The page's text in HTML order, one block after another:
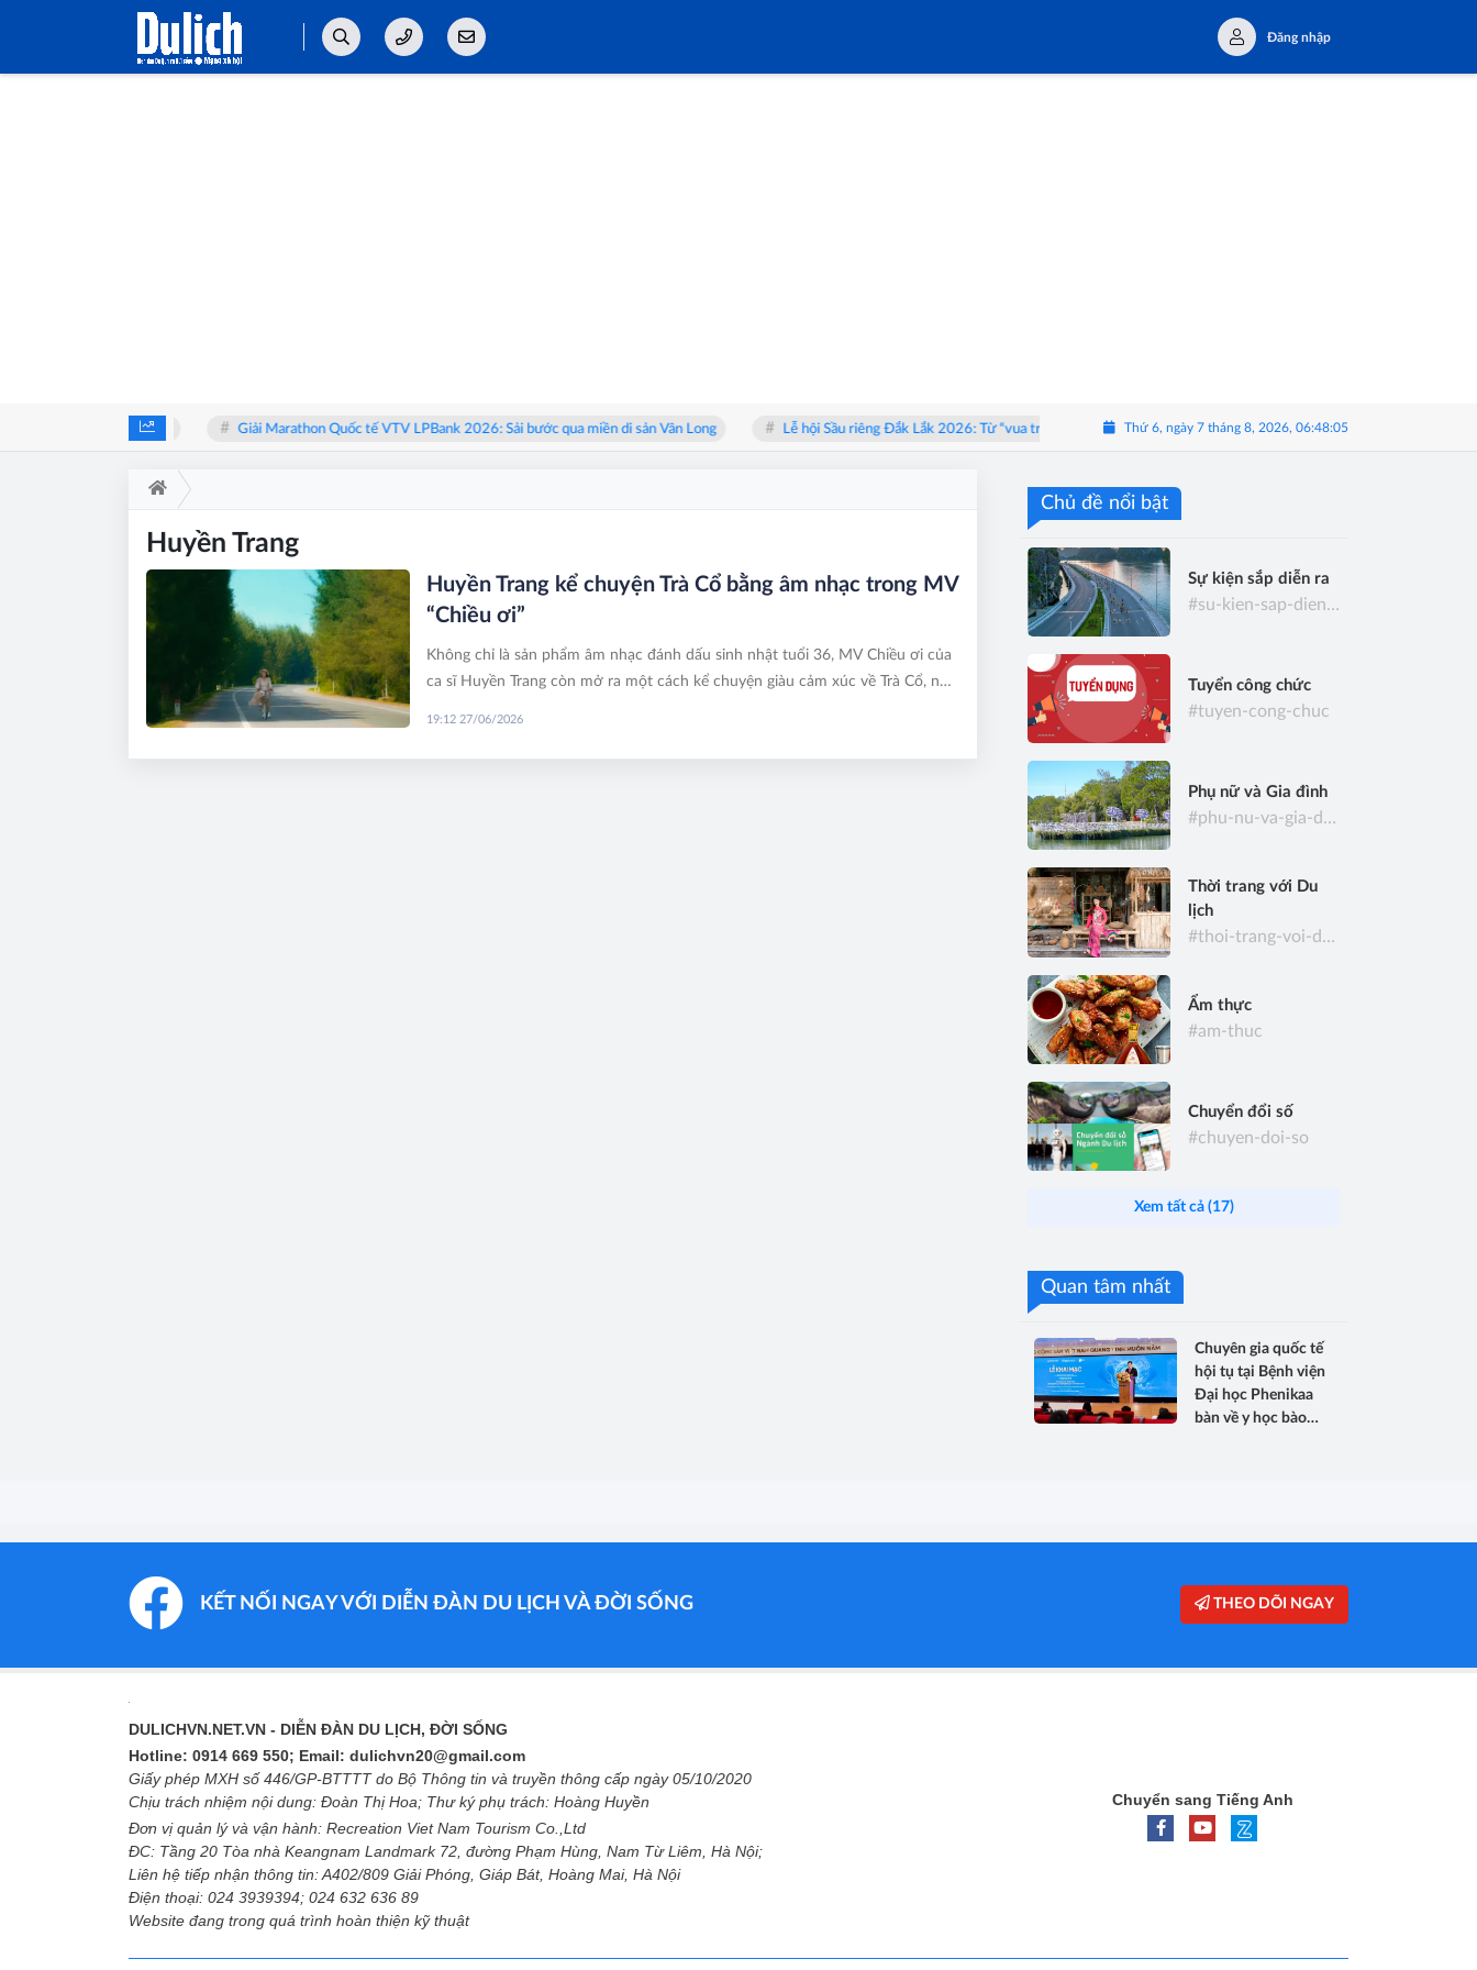
Đăng nhập
Giải Marathon Quốc tế VTV LPBank 2026: Sải bước qua miền di sản Vân Long Lễ hội Sầu riêng Đắk Lắk 2026: Từ “vua trái cây” đến hành trình trải nghiệm Tây Nguyên
Thứ 6, ngày 7 tháng 8, 2026, 06:48:05
Huyền Trang
Huyền Trang kể chuyện Trà Cổ bằng âm nhạc trong MV
“Chiều ơi”
Không chỉ là sản phẩm âm nhạc đánh dấu sinh nhật tuổi 36, MV Chiều ơi của
ca sĩ Huyền Trang còn mở ra một cách kể chuyện giàu cảm xúc về Trà Cổ, nơi
19:12 27/06/2026
Chủ đề nổi bật
Sự kiện sắp diễn ra
#su-kien-sap-dien-ra
Tuyển công chức
#tuyen-cong-chuc
Phụ nữ và Gia đình
#phu-nu-va-gia-dinh
Thời trang với Du
lịch
#thoi-trang-voi-du-lich
Ẩm thực
#am-thuc
Chuyển đổi số
#chuyen-doi-so
Xem tất cả (17)
Quan tâm nhất
Chuyên gia quốc tế
hội tụ tại Bệnh viện
Đại học Phenikaa
bàn về y học bào
KẾT NỐI NGAY VỚI DIỄN ĐÀN DU LỊCH VÀ ĐỜI SỐNG THEO DÕI NGAY
DULICHVN.NET.VN - DIỄN ĐÀN DU LỊCH, ĐỜI SỐNG
Hotline: 0914 669 550; Email: dulichvn20@gmail.com
Giấy phép MXH số 446/GP-BTTTT do Bộ Thông tin và truyền thông cấp ngày 05/10/2020
Chịu trách nhiệm nội dung: Đoàn Thị Hoa; Thư ký phụ trách: Hoàng Huyền
Đơn vị quản lý và vận hành: Recreation Viet Nam Tourism Co.,Ltd
ĐC: Tầng 20 Tòa nhà Keangnam Landmark 72, đường Phạm Hùng, Nam Từ Liêm, Hà Nội;
Liên hệ tiếp nhận thông tin: A402/809 Giải Phóng, Giáp Bát, Hoàng Mai, Hà Nội
Điện thoại: 024 3939394; 024 632 636 89
Website đang trong quá trình hoàn thiện kỹ thuật
Chuyển sang Tiếng Anh